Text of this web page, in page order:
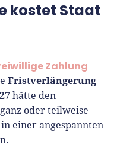
kostet Staat
Zahlung
Fristverlängerung
hätte den
oder teilweise
einer angespannten